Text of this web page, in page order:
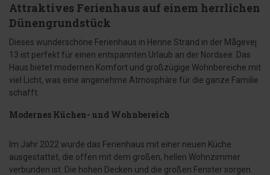
Attraktives Ferienhaus auf einem herrlichen
Dünengrundstück
Dieses wunderschöne Ferienhaus in Henne Strand in der Mågevej
13 ist perfekt für einen entspannten Urlaub an der Nordsee. Das
Haus bietet modernen Komfort und großzügige Wohnbereiche mit
viel Licht, was eine angenehme Atmosphäre für die ganze Familie
schafft.
Modernes Küchen- und Wohnbereich
Im Jahr 2022 wurde das Ferienhaus mit einer neuen Küche
ausgestattet, die offen mit dem großen, hellen Wohnzimmer
verbunden ist. Die hohen Decken und die großen Fenster sorgen